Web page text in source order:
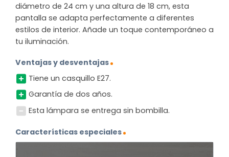
diámetro de 24 cm y una altura de 18 cm, esta
pantalla se adapta perfectamente a diferentes
estilos de interior. Añade un toque contemporáneo a
tu iluminación.
Ventajas y desventajas
Tiene un casquillo E27.
Garantía de dos años.
Esta lámpara se entrega sin bombilla.
Características especiales